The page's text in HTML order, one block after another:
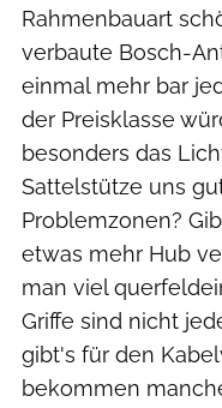
Rahmenbauart
verbaute Bosch-
einmal mehr bar
der Preisklasse
besonders das
Sattelstütze uns
Problemzonen?
etwas mehr Hub
man viel
Griffe sind nicht
gibt's für den
bekommen